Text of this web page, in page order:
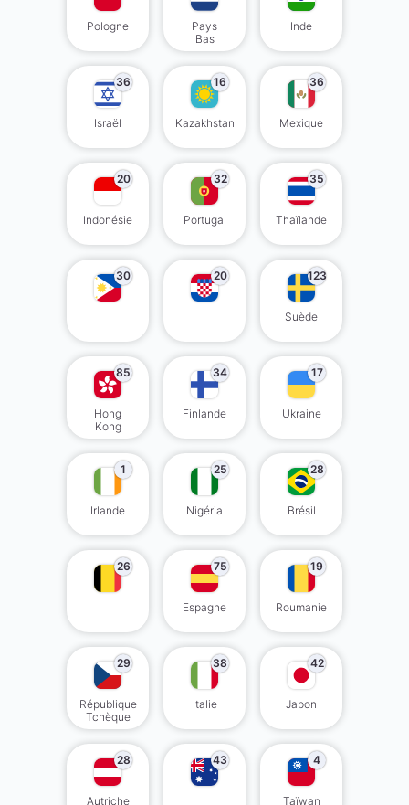
Pologne
Pays
Bas
Inde
36
Israël
16
Kazakhstan
36
Mexique
20
Indonésie
32
Portugal
35
Thaïlande
30 20 123
Suède
85
Hong
Kong
34
Finlande
17
Ukraine
1
Irlande
25
Nigéria
28
Brésil
26 75
Espagne
19
Roumanie
29
République
Tchèque
38
Italie
42
Japon
28
Autriche
43 4
Taïwan